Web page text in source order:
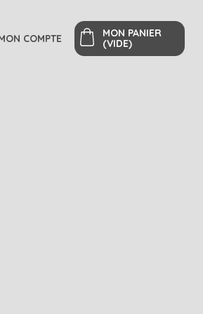
COMPTE
MON PANIER
(VIDE)